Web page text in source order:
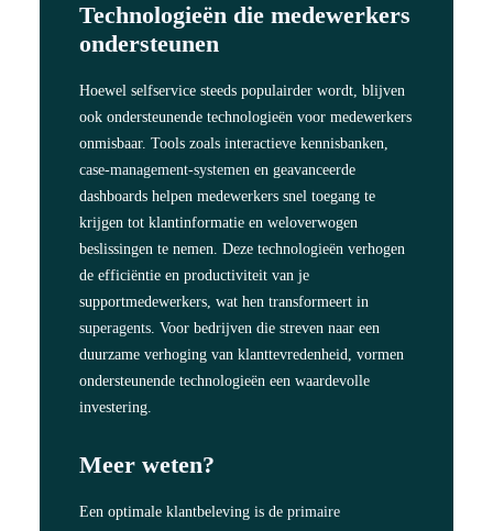
Technologieën die medewerkers
ondersteunen
Hoewel selfservice steeds populairder wordt, blijven
ook ondersteunende technologieën voor medewerkers
onmisbaar. Tools zoals interactieve kennisbanken,
case-management-systemen en geavanceerde
dashboards helpen medewerkers snel toegang te
krijgen tot klantinformatie en weloverwogen
beslissingen te nemen. Deze technologieën verhogen
de efficiëntie en productiviteit van je
supportmedewerkers, wat hen transformeert in
superagents. Voor bedrijven die streven naar een
duurzame verhoging van klanttevredenheid, vormen
ondersteunende technologieën een waardevolle
investering.
Meer weten?
Een optimale klantbeleving is de primaire